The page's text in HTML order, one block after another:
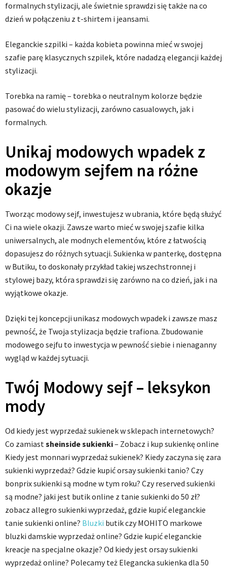
formalnych stylizacji, ale świetnie sprawdzi się także na co
dzień w połączeniu z t-shirtem i jeansami.
Eleganckie szpilki – każda kobieta powinna mieć w swojej
szafie parę klasycznych szpilek, które nadadzą elegancji każdej
stylizacji.
Torebka na ramię – torebka o neutralnym kolorze będzie
pasować do wielu stylizacji, zarówno casualowych, jak i
formalnych.
Unikaj modowych wpadek z
modowym sejfem na różne
okazje
Tworząc modowy sejf, inwestujesz w ubrania, które będą służyć
Ci na wiele okazji. Zawsze warto mieć w swojej szafie kilka
uniwersalnych, ale modnych elementów, które z łatwością
dopasujesz do różnych sytuacji. Sukienka w panterkę, dostępna
w Butiku, to doskonały przykład takiej wszechstronnej i
stylowej bazy, która sprawdzi się zarówno na co dzień, jak i na
wyjątkowe okazje.
Dzięki tej koncepcji unikasz modowych wpadek i zawsze masz
pewność, że Twoja stylizacja będzie trafiona. Zbudowanie
modowego sejfu to inwestycja w pewność siebie i nienaganny
wygląd w każdej sytuacji.
Twój Modowy sejf – leksykon
mody
Od kiedy jest wyprzedaż sukienek w sklepach internetowych?
Co zamiastsheinside sukienki– Zobacz i kup sukienkę online
Kiedy jest monnari wyprzedaż sukienek? Kiedy zaczyna się zara
sukienki wyprzedaż? Gdzie kupić orsay sukienki tanio? Czy
bonprix sukienki są modne w tym roku? Czy reserved sukienki
są modne? jaki jest butik online z tanie sukienki do 50 zł?
zobacz allegro sukienki wyprzedaż, gdzie kupić eleganckie
tanie sukienki online? Bluzki butik czy MOHITO markowe
bluzki damskie wyprzedaż online? Gdzie kupić eleganckie
kreacje na specjalne okazje? Od kiedy jest orsay sukienki
wyprzedaż online? Polecamy też Elegancka sukienka dla 50